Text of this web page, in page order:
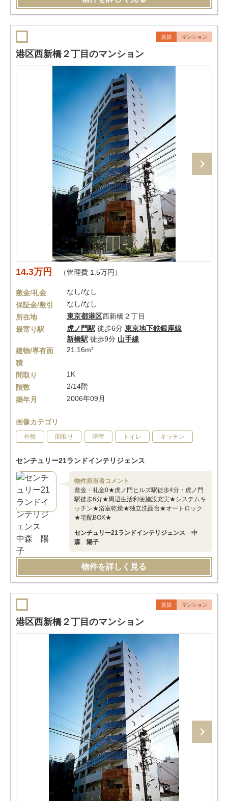
賃貸 マンション
港区西新橋２丁目のマンション
14.3万円 （管理費 1.5万円）
敷金/礼金
なし/なし
保証金/敷引
なし/なし
所在地
東京都港区西新橋２丁目
最寄り駅
虎ノ門駅 徒歩6分 東京地下鉄銀座線
新橋駅 徒歩9分 山手線
建物/専有面
積
21.16m²
間取り
1K
階数
2/14階
築年月
2006年09月
画像カテゴリ
外観 間取り 洋室 トイレ キッチン
センチュリー21ランドインテリジェンス
物件担当者コメント
敷金・礼金0★虎ノ門ヒルズ駅徒歩4分・虎ノ門
駅徒歩6分★周辺生活利便施設充実★システムキ
ッチン★浴室乾燥★独立洗面台★オートロック
★宅配BOX★
センチュリー21ランドインテリジェンス 中
森 陽子
物件を詳しく見る
賃貸 マンション
港区西新橋２丁目のマンション